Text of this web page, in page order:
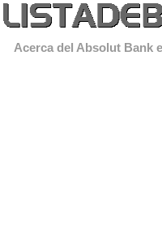
Acerca del Absolut Bank